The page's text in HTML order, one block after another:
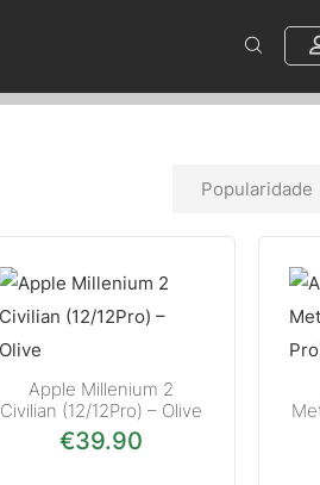
Apple Millenium 2
Civilian (12/12Pro) – Olive
€39.90